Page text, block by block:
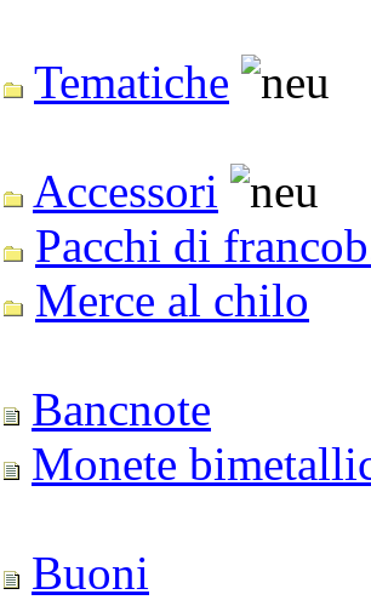
Tematiche
Accessori
Pacchi di
Merce al chilo
Bancnote
Monete
Buoni